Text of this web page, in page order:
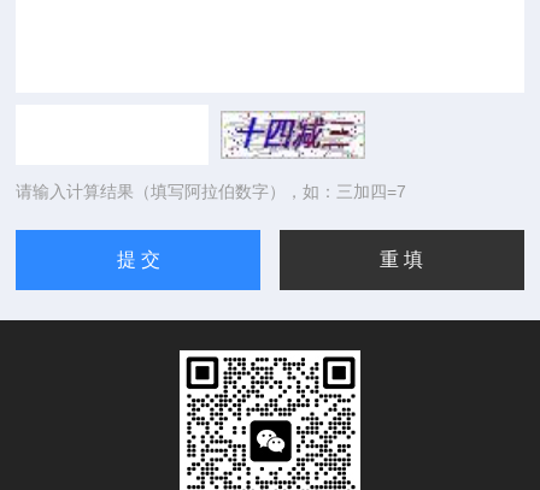
请输入计算结果（填写阿拉伯数字），如：三加四=7